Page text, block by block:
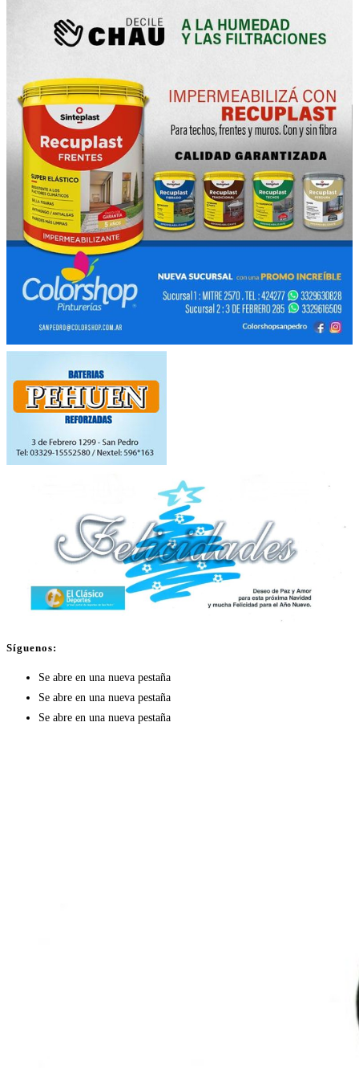
Síguenos:
Se abre en una nueva pestaña
Se abre en una nueva pestaña
Se abre en una nueva pestaña